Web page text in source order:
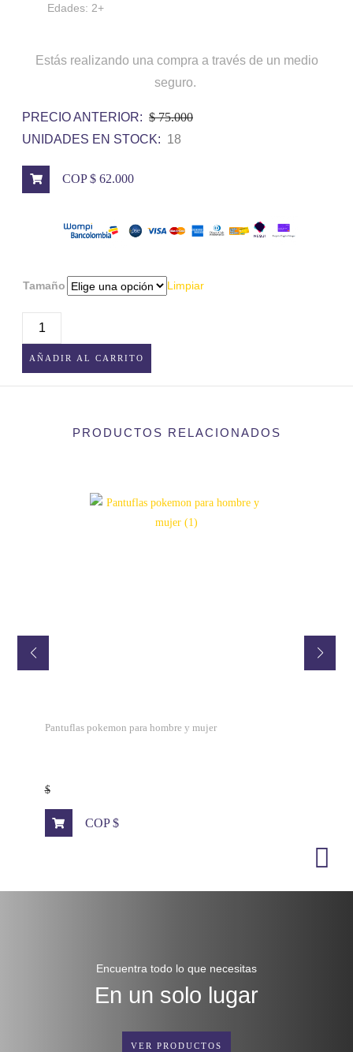
Edades: 2+
Estás realizando una compra a través de un medio
seguro.
PRECIO ANTERIOR: $ 75.000
UNIDADES EN STOCK: 18
COP $ 62.000
Tamaño Limpiar
FIGURA
POKEMON
CANTIDAD
AÑADIR AL CARRITO
PRODUCTOS RELACIONADOS
Pantuflas pokemon para hombre y mujer
$
COP $
Encuentra todo lo que necesitas
En un solo lugar
VER PRODUCTOS